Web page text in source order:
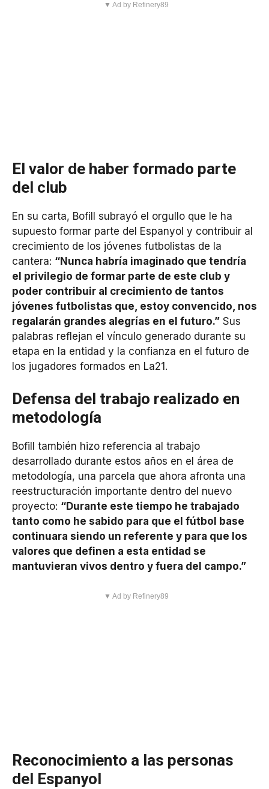
▼ Ad by Refinery89
El valor de haber formado parte
del club
En su carta, Bofill subrayó el orgullo que le ha
supuesto formar parte del Espanyol y contribuir al
crecimiento de los jóvenes futbolistas de la
cantera: “Nunca habría imaginado que tendría
el privilegio de formar parte de este club y
poder contribuir al crecimiento de tantos
jóvenes futbolistas que, estoy convencido, nos
regalarán grandes alegrías en el futuro.” Sus
palabras reflejan el vínculo generado durante su
etapa en la entidad y la confianza en el futuro de
los jugadores formados en La21.
Defensa del trabajo realizado en
metodología
Bofill también hizo referencia al trabajo
desarrollado durante estos años en el área de
metodología, una parcela que ahora afronta una
reestructuración importante dentro del nuevo
proyecto: “Durante este tiempo he trabajado
tanto como he sabido para que el fútbol base
continuara siendo un referente y para que los
valores que definen a esta entidad se
mantuvieran vivos dentro y fuera del campo.”
▼ Ad by Refinery89
Reconocimiento a las personas
del Espanyol